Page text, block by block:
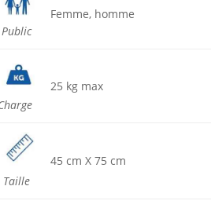
Public
Femme, homme
25 kg max
Taille
45 cm X 75 cm